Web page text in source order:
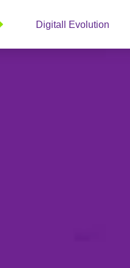
Digitall Evolution